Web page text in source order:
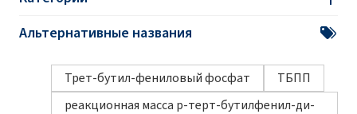
Альтернативные названия
Трет-бутил-фениловый фосфат
ТБПП
реакционная масса p-терт-бутилфенил-ди-